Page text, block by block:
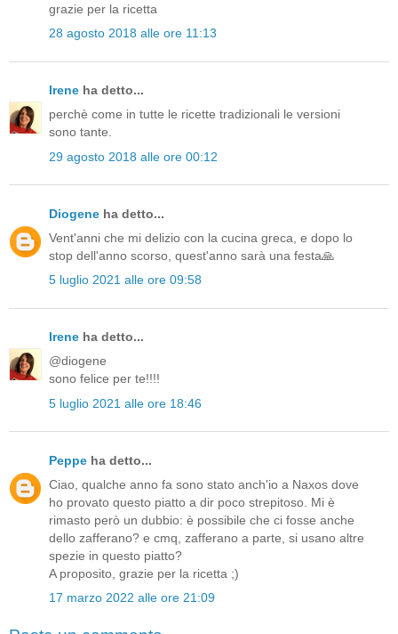
grazie per la ricetta
28 agosto 2018 alle ore 11:13
Irene ha detto...
perchè come in tutte le ricette tradizionali le versioni
sono tante.
29 agosto 2018 alle ore 00:12
Diogene ha detto...
Vent'anni che mi delizio con la cucina greca, e dopo lo
stop dell'anno scorso, quest'anno sarà una festa🙏
5 luglio 2021 alle ore 09:58
Irene ha detto...
@diogene
sono felice per te!!!!
5 luglio 2021 alle ore 18:46
Peppe ha detto...
Ciao, qualche anno fa sono stato anch'io a Naxos dove
ho provato questo piatto a dir poco strepitoso. Mi è
rimasto però un dubbio: è possibile che ci fosse anche
dello zafferano? e cmq, zafferano a parte, si usano altre
spezie in questo piatto?
A proposito, grazie per la ricetta ;)
17 marzo 2022 alle ore 21:09